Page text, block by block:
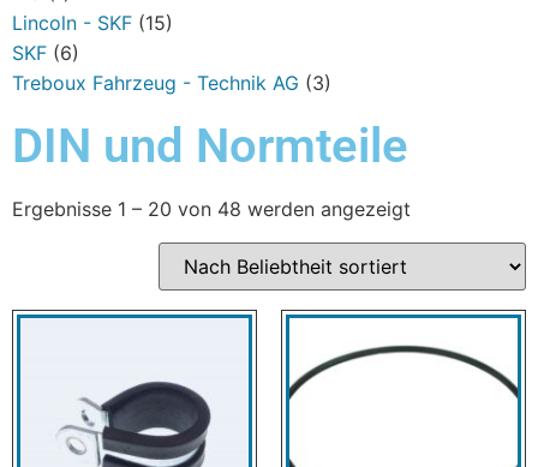
Lincoln - SKF (15)
SKF (6)
Treboux Fahrzeug - Technik AG (3)
DIN und Normteile
Ergebnisse 1 – 20 von 48 werden angezeigt